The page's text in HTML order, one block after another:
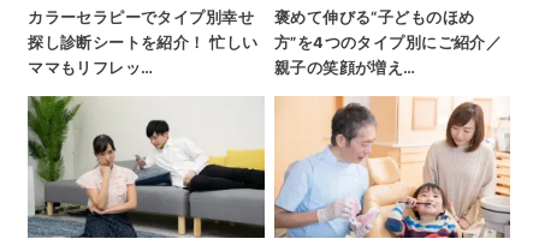
カラーセラピーでタイプ別幸せ
探し診断シートを紹介！ 忙しい
ママもリフレッ…
褒めて伸びる“子どものほめ
方”を4つのタイプ別にご紹介／
親子の笑顔が増え…